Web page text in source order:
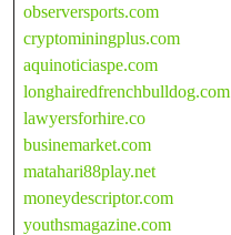
observersports.com
cryptominingplus.com
aquinoticiaspe.com
longhairedfrenchbulldog.com
lawyersforhire.co
businemarket.com
matahari88play.net
moneydescriptor.com
youthsmagazine.com